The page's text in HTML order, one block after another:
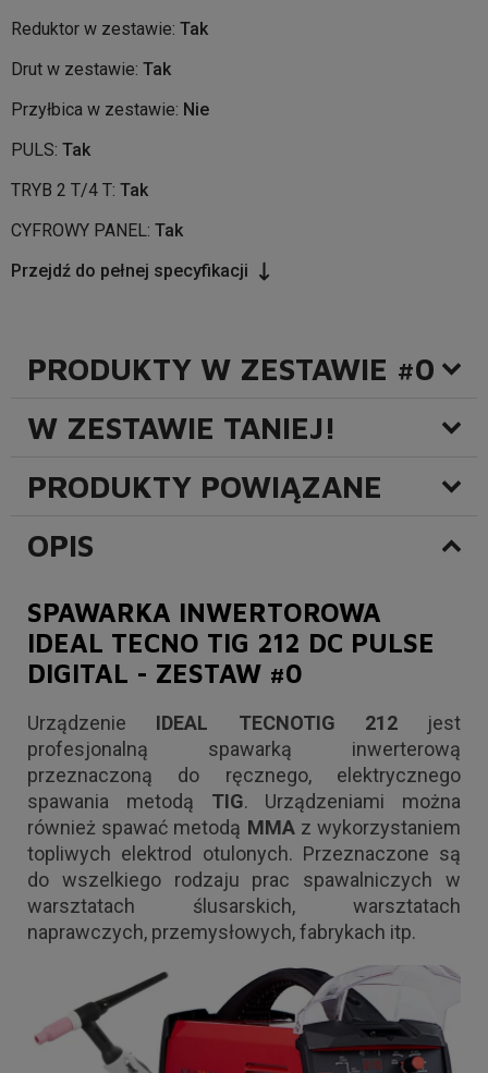
Reduktor w zestawie: Tak
Drut w zestawie: Tak
Przyłbica w zestawie: Nie
PULS: Tak
TRYB 2 T/4 T: Tak
CYFROWY PANEL: Tak
Przejdź do pełnej specyfikacji
PRODUKTY W ZESTAWIE #0
W ZESTAWIE TANIEJ!
PRODUKTY POWIĄZANE
OPIS
SPAWARKA INWERTOROWA
IDEAL TECNO TIG 212 DC PULSE
DIGITAL - ZESTAW #0
Urządzenie IDEAL TECNOTIG 212jest
profesjonalną spawarką inwerterową
przeznaczoną do ręcznego, elektrycznego
spawania metodą TIG. Urządzeniami można
również spawać metodą MMAz wykorzystaniem
topliwych elektrod otulonych. Przeznaczone są
do wszelkiego rodzaju prac spawalniczych w
warsztatach ślusarskich, warsztatach
naprawczych, przemysłowych, fabrykach itp.